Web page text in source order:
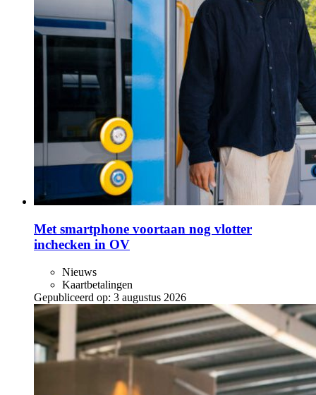
Met smartphone voortaan nog vlotter
inchecken in OV
Nieuws
Kaartbetalingen
Gepubliceerd op: 3 augustus 2026